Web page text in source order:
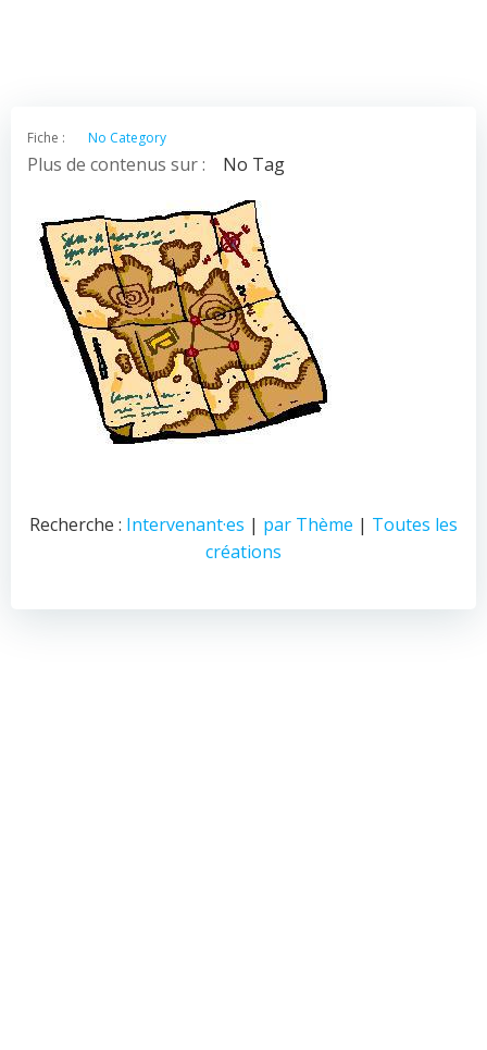
Fiche : No Category
Plus de contenus sur : No Tag
Recherche : Intervenant·es | par Thème | Toutes les
créations